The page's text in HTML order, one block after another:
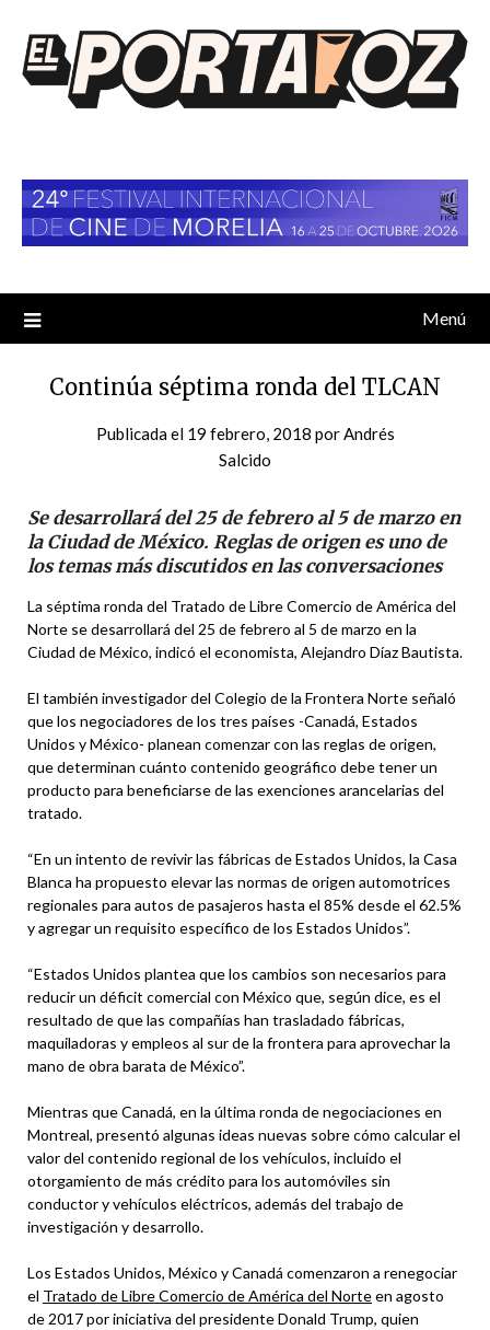
contenido
Menú
Continúa séptima ronda del TLCAN
Publicada el 19 febrero, 2018 porAndrés
Salcido
Se desarrollará del 25 de febrero al 5 de marzo en
la Ciudad de México. Reglas de origen es uno de
los temas más discutidos en las conversaciones
La séptima ronda del Tratado de Libre Comercio de América del
Norte se desarrollará del 25 de febrero al 5 de marzo en la
Ciudad de México, indicó el economista, Alejandro Díaz Bautista.
El también investigador del Colegio de la Frontera Norte señaló
que los negociadores de los tres países -Canadá, Estados
Unidos y México- planean comenzar con las reglas de origen,
que determinan cuánto contenido geográfico debe tener un
producto para beneficiarse de las exenciones arancelarias del
tratado.
“En un intento de revivir las fábricas de Estados Unidos, la Casa
Blanca ha propuesto elevar las normas de origen automotrices
regionales para autos de pasajeros hasta el 85% desde el 62.5%
y agregar un requisito específico de los Estados Unidos”.
“Estados Unidos plantea que los cambios son necesarios para
reducir un déficit comercial con México que, según dice, es el
resultado de que las compañías han trasladado fábricas,
maquiladoras y empleos al sur de la frontera para aprovechar la
mano de obra barata de México”.
Mientras que Canadá, en la última ronda de negociaciones en
Montreal, presentó algunas ideas nuevas sobre cómo calcular el
valor del contenido regional de los vehículos, incluido el
otorgamiento de más crédito para los automóviles sin
conductor y vehículos eléctricos, además del trabajo de
investigación y desarrollo.
Los Estados Unidos, México y Canadá comenzaron a renegociar
el Tratado de Libre Comercio de América del Norteen agosto
de 2017 por iniciativa del presidente Donald Trump, quien